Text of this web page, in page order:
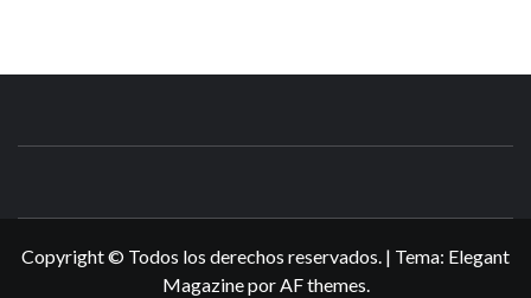
Copyright © Todos los derechos reservados. | Tema: Elegant
MagazineporAF themes.